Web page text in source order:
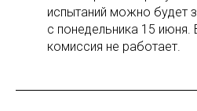
испытаний можно будет
с понедельника 15
комиссия не работает.